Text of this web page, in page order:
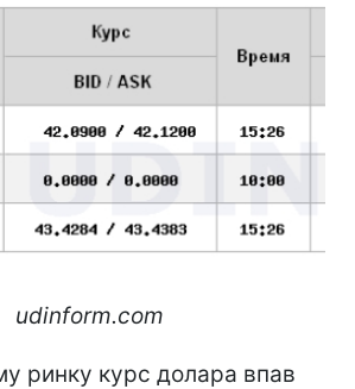
udinform.com
ринку курс долара впав